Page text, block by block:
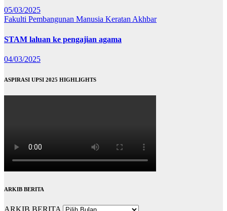
05/03/2025
Fakulti Pembangunan Manusia Keratan Akhbar
STAM laluan ke pengajian agama
04/03/2025
ASPIRASI UPSI 2025 HIGHLIGHTS
ARKIB BERITA
ARKIB BERITA